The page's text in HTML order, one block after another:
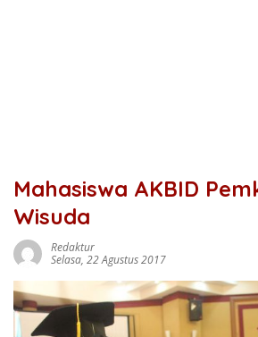
Mahasiswa AKBID
Wisuda
Redaktur
Selasa, 22 Agustus 2017